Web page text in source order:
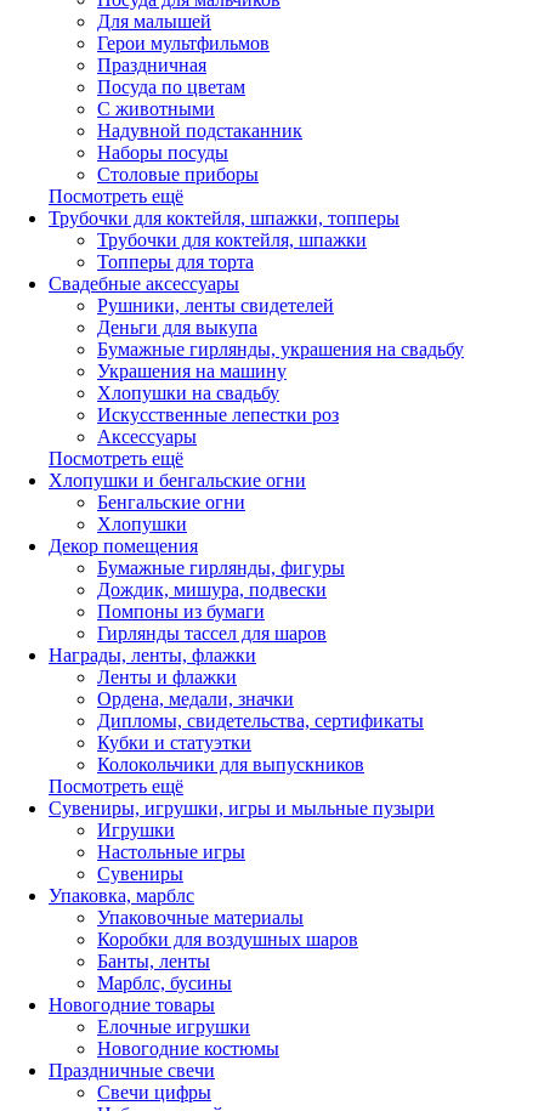
Для малышей
Герои мультфильмов
Праздничная
Посуда по цветам
С животными
Надувной подстаканник
Наборы посуды
Столовые приборы
Посмотреть ещё
Трубочки для коктейля, шпажки, топперы
Трубочки для коктейля, шпажки
Топперы для торта
Свадебные аксессуары
Рушники, ленты свидетелей
Деньги для выкупа
Бумажные гирлянды, украшения на свадьбу
Украшения на машину
Хлопушки на свадьбу
Искусственные лепестки роз
Аксессуары
Посмотреть ещё
Хлопушки и бенгальские огни
Бенгальские огни
Хлопушки
Декор помещения
Бумажные гирлянды, фигуры
Дождик, мишура, подвески
Помпоны из бумаги
Гирлянды тассел для шаров
Награды, ленты, флажки
Ленты и флажки
Ордена, медали, значки
Дипломы, свидетельства, сертификаты
Кубки и статуэтки
Колокольчики для выпускников
Посмотреть ещё
Сувениры, игрушки, игры и мыльные пузыри
Игрушки
Настольные игры
Сувениры
Упаковка, марблс
Упаковочные материалы
Коробки для воздушных шаров
Банты, ленты
Марблс, бусины
Новогодние товары
Елочные игрушки
Новогодние костюмы
Праздничные свечи
Свечи цифры